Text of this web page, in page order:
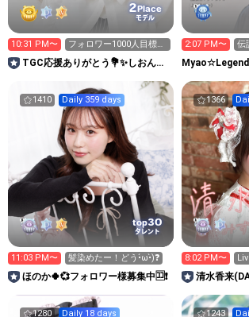
2Place
モデル
10:31 PM〜
フォロワー1000人目標🌼
💫次枠9:00頃
TGC応援ありがとう💐✨しおん🧶
2:07 PM〜
伝
1410 Daily 359 days
top30
タレント
11:03 PM〜 髪染めたー！どう•́ω•̀)❓
ほのか🍀💞フォロワー様募集中🈁❗️
1366
8:02 PM〜
清水香来
1280 Daily 18 days 1243